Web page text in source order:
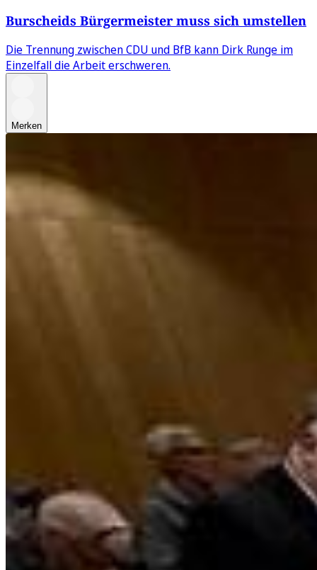
Burscheids Bürgermeister muss sich umstellen
Die Trennung zwischen CDU und BfB kann Dirk Runge im
Einzelfall die Arbeit erschweren.
Merken